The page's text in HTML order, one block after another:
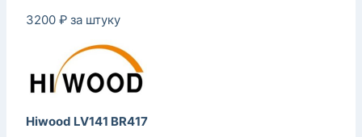
3200 ₽ за штуку
Hiwood LV141 BR417